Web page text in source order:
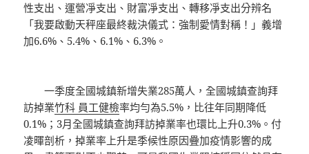
性支出、運營凈支出、財富凈支出、轉移凈支出分辨名
「我要啟動天秤座最終裁決儀式：強制愛情對稱！」義增
加6.6%、5.4%、6.1%、6.3%。
一季度全國城鎮新增失業285萬人，全國城鎮查詢拜
訪掉業竹科 員工健檢率均勻為5.5%，比往年同期降低
0.1%；3月全國城鎮查詢拜訪掉業率也環比上升0.3%。付
凌暉剖析，掉業率上升是季候性原因疊加疫情影響的成